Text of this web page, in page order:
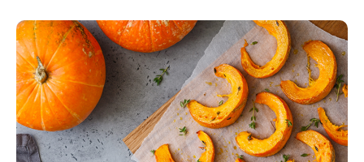
c
e
b
o
o
a
t
s
A
p
e
g
r
a
m
k
e
d
In